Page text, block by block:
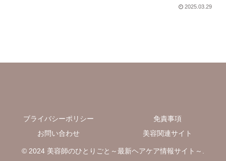
2025.03.29
ブライバシーポリシー
免責事項
お問い合わせ
美容関連サイト
© 2024 美容師のひとりごと～最新ヘアケア情報サイト～.